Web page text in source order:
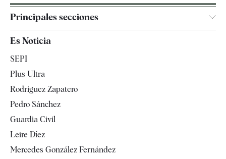
Principales secciones
España
Televisión
Es Noticia
SEPI
Plus Ultra
Rodríguez Zapatero
Pedro Sánchez
Guardia Civil
Leire Díez
Mercedes González Fernández